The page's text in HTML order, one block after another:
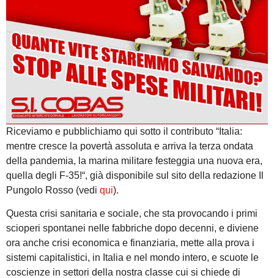
Riceviamo e pubblichiamo qui sotto il contributo “Italia:
mentre cresce la povertà assoluta e arriva la terza ondata
della pandemia, la marina militare festeggia una nuova era,
quella degli F-35!“, già disponibile sul sito della redazione Il
Pungolo Rosso (vedi qui).
Questa crisi sanitaria e sociale, che sta provocando i primi
scioperi spontanei nelle fabbriche dopo decenni, e diviene
ora anche crisi economica e finanziaria, mette alla prova i
sistemi capitalistici, in Italia e nel mondo intero, e scuote le
coscienze in settori della nostra classe cui si chiede di